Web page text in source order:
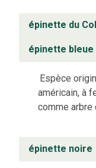
épinette du
épinette
Espèce
américain, à
comme arbre
épinette noire